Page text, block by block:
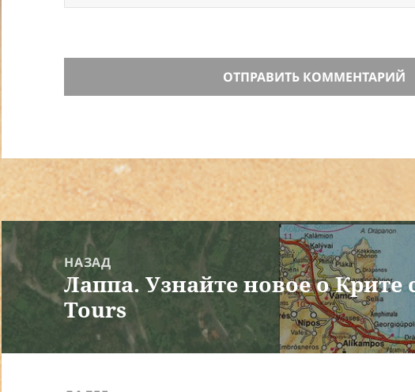
Навигация
по
записям
НАЗАД
Предыдущая
запись:
Лаппа. Узнайте новое о Крите
Tours